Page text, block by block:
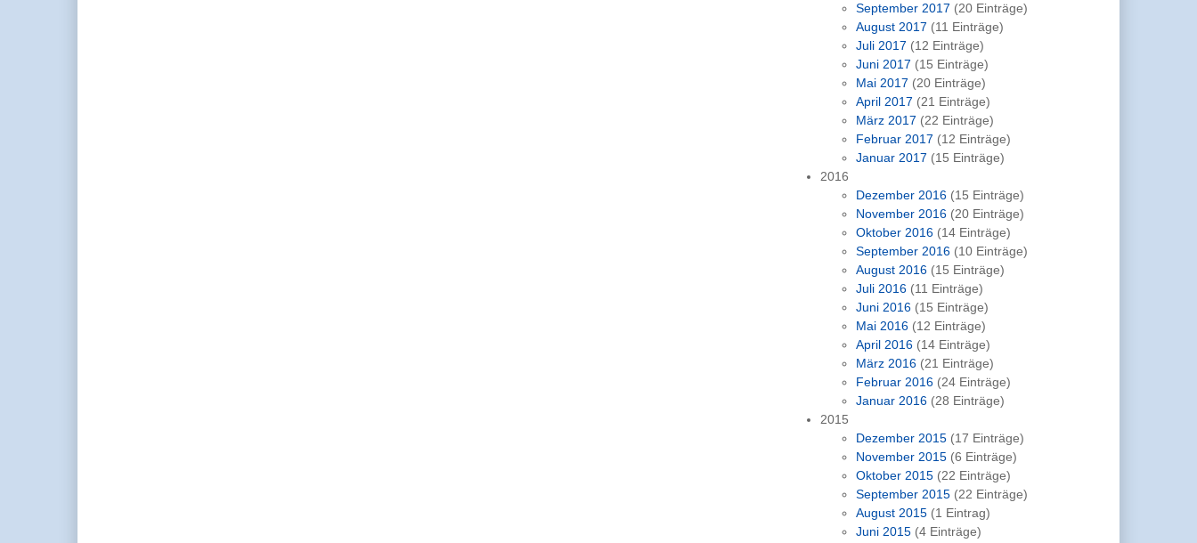
September 2017 (20 Einträge)
August 2017 (11 Einträge)
Juli 2017 (12 Einträge)
Juni 2017 (15 Einträge)
Mai 2017 (20 Einträge)
April 2017 (21 Einträge)
März 2017 (22 Einträge)
Februar 2017 (12 Einträge)
Januar 2017 (15 Einträge)
2016
Dezember 2016 (15 Einträge)
November 2016 (20 Einträge)
Oktober 2016 (14 Einträge)
September 2016 (10 Einträge)
August 2016 (15 Einträge)
Juli 2016 (11 Einträge)
Juni 2016 (15 Einträge)
Mai 2016 (12 Einträge)
April 2016 (14 Einträge)
März 2016 (21 Einträge)
Februar 2016 (24 Einträge)
Januar 2016 (28 Einträge)
2015
Dezember 2015 (17 Einträge)
November 2015 (6 Einträge)
Oktober 2015 (22 Einträge)
September 2015 (22 Einträge)
August 2015 (1 Eintrag)
Juni 2015 (4 Einträge)